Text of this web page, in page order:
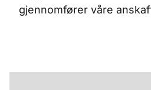
gjennomfører våre